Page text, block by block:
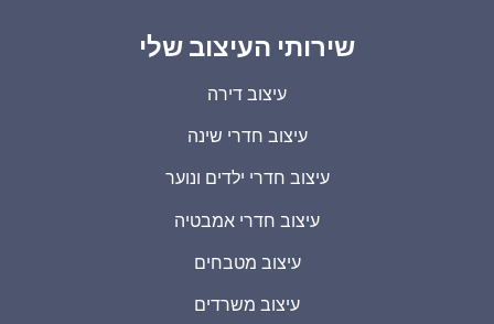
שירותי העיצוב שלי
עיצוב דירה
עיצוב חדרי שינה
עיצוב חדרי ילדים ונוער
עיצוב חדרי אמבטיה
עיצוב מטבחים
עיצוב משרדים